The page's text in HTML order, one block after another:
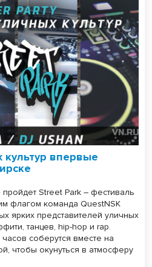
впервые
Street Park – фестиваль
флагом команда QuestNSK
ярких представителей уличных
танцев, hip-hop и rap.
соберутся вместе на
чтобы окунуться в атмосферу